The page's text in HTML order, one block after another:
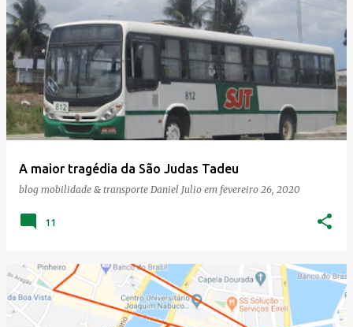
A maior tragédia da São Judas Tadeu
blog mobilidade & transporte Daniel Julio em fevereiro 26, 2020
11